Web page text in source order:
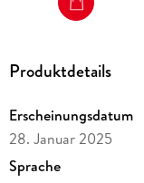
Produktdetails
Erscheinungsdatum
28. Januar 2025
Sprache